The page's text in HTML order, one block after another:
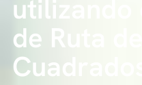
utilizando
de Ruta